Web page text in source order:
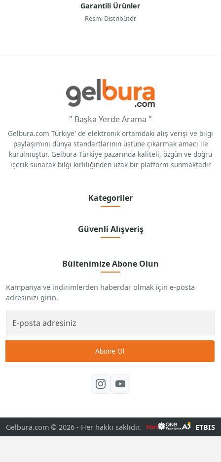
Garantili Ürünler
Resmi Distribütör
" Başka Yerde Arama "
Gelbura.com Türkiye' de elektronik ortamdaki alış verişi ve bilgi
paylaşımını dünya standartlarının üstüne çıkarmak amacı ile
kurulmuştur. Gelbura Türkiye pazarında kaliteli, özgün ve doğru
içerik sunarak bilgi kirliliğinden uzak bir platform sunmaktadır
Kategoriler
Güvenli Alışveriş
Bültenimize Abone Olun
Kampanya ve indirimlerden haberdar olmak için e-posta
adresinizi girin.
Abone Ol
Gelbura.com © 2026 - Her hakkı saklıdır. ETBIS